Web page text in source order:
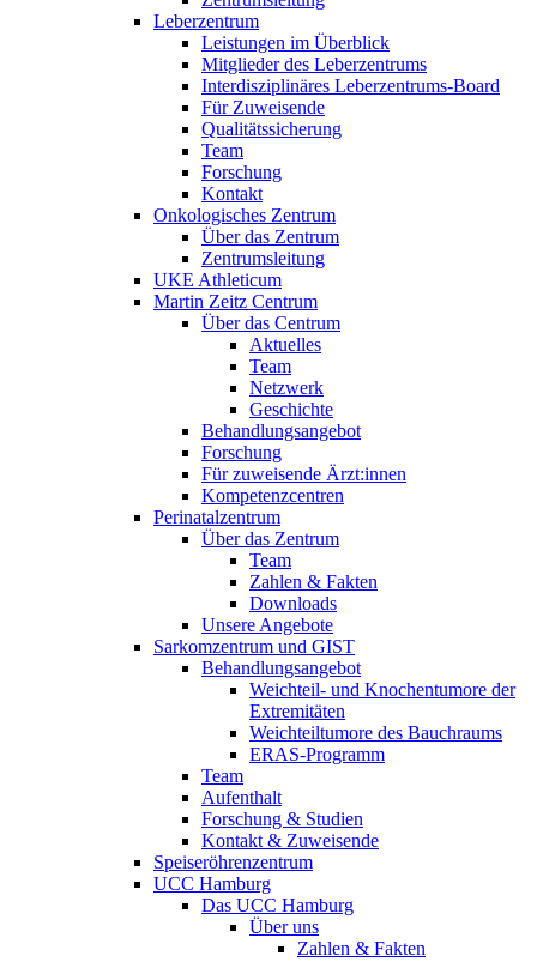
Leberzentrum
Leistungen im Überblick
Mitglieder des Leberzentrums
Interdisziplinäres Leberzentrums-Board
Für Zuweisende
Qualitätssicherung
Team
Forschung
Kontakt
Onkologisches Zentrum
Über das Zentrum
Zentrumsleitung
UKE Athleticum
Martin Zeitz Centrum
Über das Centrum
Aktuelles
Team
Netzwerk
Geschichte
Behandlungsangebot
Forschung
Für zuweisende Ärzt:innen
Kompetenzcentren
Perinatalzentrum
Über das Zentrum
Team
Zahlen & Fakten
Downloads
Unsere Angebote
Sarkomzentrum und GIST
Behandlungsangebot
Weichteil- und Knochentumore der
Extremitäten
Weichteiltumore des Bauchraums
ERAS-Programm
Team
Aufenthalt
Forschung & Studien
Kontakt & Zuweisende
Speiseröhrenzentrum
UCC Hamburg
Das UCC Hamburg
Über uns
Zahlen & Fakten